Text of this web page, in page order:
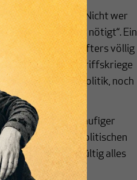
schrieb einmal: „Nicht wer
wer dazu nötigt“. Ein
die Rolle des Anstifters völlig
und Angriffskriege
eiskalter Machtpolitik, noch
die sich immer häufiger
altbekannten politischen
Krieg hat endgültig alles
der